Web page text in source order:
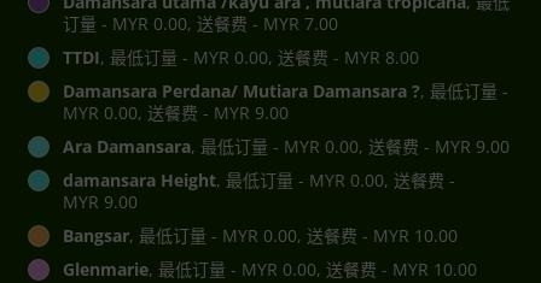
订量 - MYR 0.00, 送餐费 - MYR 7.00
TTDI, 最低订量 - MYR 0.00, 送餐费 - MYR 8.00
Damansara Perdana/ Mutiara Damansara ?, 最低订量 -
MYR 0.00, 送餐费 - MYR 9.00
Ara Damansara, 最低订量 - MYR 0.00, 送餐费 - MYR 9.00
damansara Height, 最低订量 - MYR 0.00, 送餐费 -
MYR 9.00
Bangsar, 最低订量 - MYR 0.00, 送餐费 - MYR 10.00
Glenmarie, 最低订量 - MYR 0.00, 送餐费 - MYR 10.00